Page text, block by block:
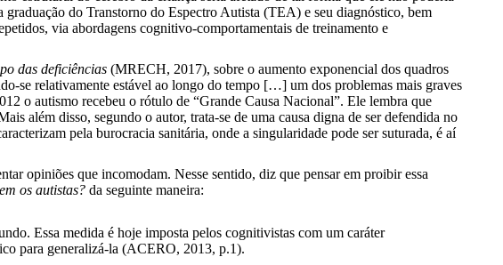
graduação do Transtorno do Espectro Autista (TEA) e seu diagnóstico, bem
via abordagens cognitivo-comportamentais de treinamento e
das deficiências (MRECH, 2017), sobre o aumento exponencial dos quadros
se relativamente estável ao longo do tempo […] um dos problemas mais graves
o autismo recebeu o rótulo de “Grande Causa Nacional”. Ele lembra que
além disso, segundo o autor, trata-se de uma causa digna de ser defendida no
pela burocracia sanitária, onde a singularidade pode ser suturada, é aí
opiniões que incomodam. Nesse sentido, diz que pensar em proibir essa
os autistas? da seguinte maneira:
Essa medida é hoje imposta pelos cognitivistas com um caráter
para generalizá-la (ACERO, 2013, p.1).